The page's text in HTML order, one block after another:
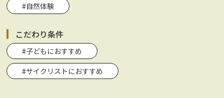
#自然体験
こだわり条件
#子どもにおすすめ
#サイクリストにおすすめ